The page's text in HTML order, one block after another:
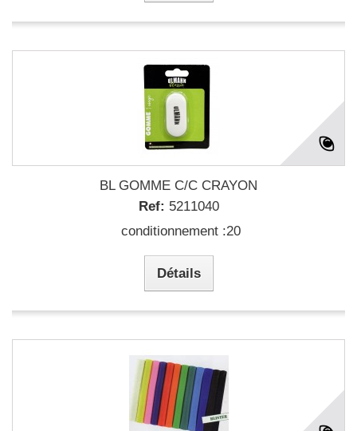
BL GOMME C/C CRAYON
Ref: 5211040
conditionnement :20
Détails